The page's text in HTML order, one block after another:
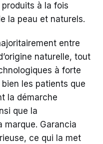
à la fois
la peau et naturels.
entre
naturelle, tout
à forte
les patients que
la démarche
que la
marque. Garancia
ce qui la met